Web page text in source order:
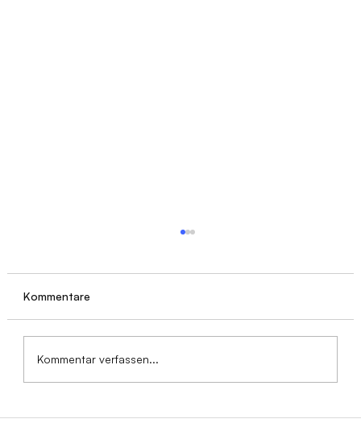
24-Stunden-Pflege Kostenrechner
Kommentare
Kommentar verfassen...